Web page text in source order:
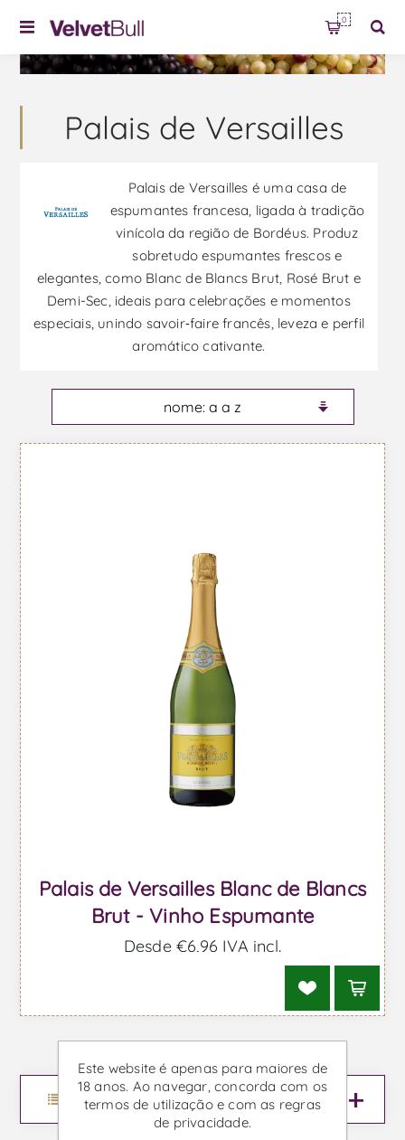
0
Palais de Versailles
Palais de Versailles é uma casa de
espumantes francesa, ligada à tradição
vinícola da região de Bordéus. Produz
sobretudo espumantes frescos e
elegantes, como Blanc de Blancs Brut, Rosé Brut e
Demi-Sec, ideais para celebrações e momentos
especiais, unindo savoir‑faire francês, leveza e perfil
aromático cativante.
Palais de Versailles Blanc de Blancs
Brut - Vinho Espumante
Desde €6,96 IVA incl.
Menu
Este website é apenas para maiores de
18 anos. Ao navegar, concorda com os
termos de utilização e com as regras
de privacidade.